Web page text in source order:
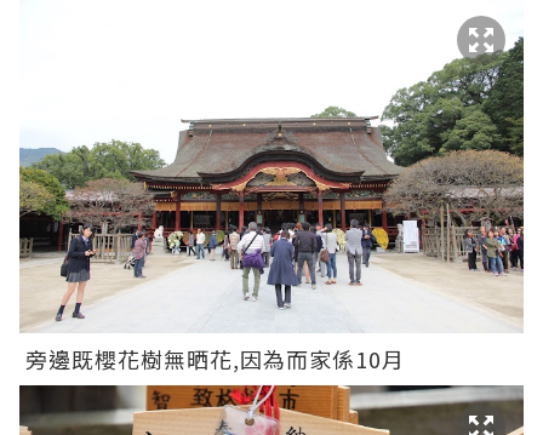
旁邊既櫻花樹無晒花,因為而家係10月